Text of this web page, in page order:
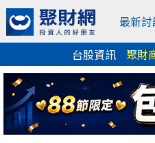
最新
台股資訊
聚財